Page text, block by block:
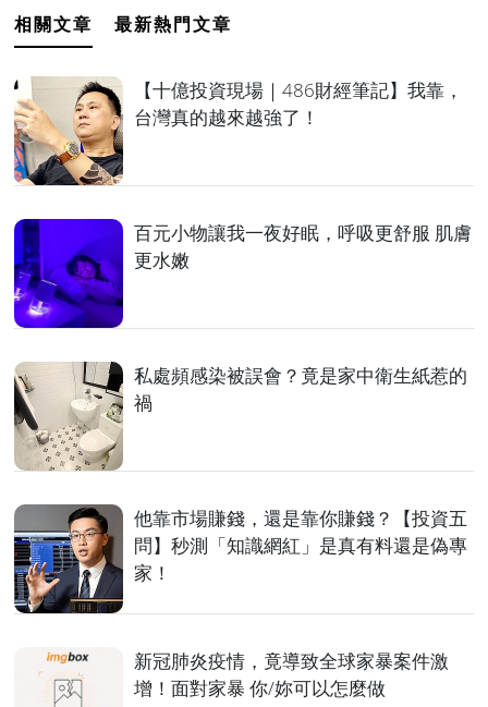
相關文章 最新熱門文章
【十億投資現場｜486財經筆記】我靠，
台灣真的越來越強了！
百元小物讓我一夜好眠，呼吸更舒服 肌膚
更水嫩
私處頻感染被誤會？竟是家中衛生紙惹的
禍
他靠市場賺錢，還是靠你賺錢？【投資五
問】秒測「知識網紅」是真有料還是偽專
家！
新冠肺炎疫情，竟導致全球家暴案件激
增！面對家暴 你/妳可以怎麼做